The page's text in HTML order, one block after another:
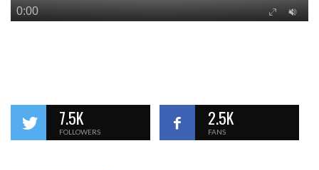
7.5K
FOLLOWERS
2.5K
FANS